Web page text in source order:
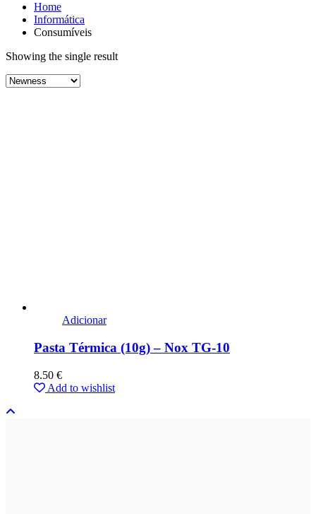
Home
Informática
Consumíveis
Showing the single result
Adicionar
Pasta Térmica (10g) – Nox TG-10
8.50 €
Add to wishlist